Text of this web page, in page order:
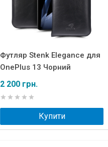
Футляр Stenk Elegance для
OnePlus 13 Чорний
2 200 грн.
Купити